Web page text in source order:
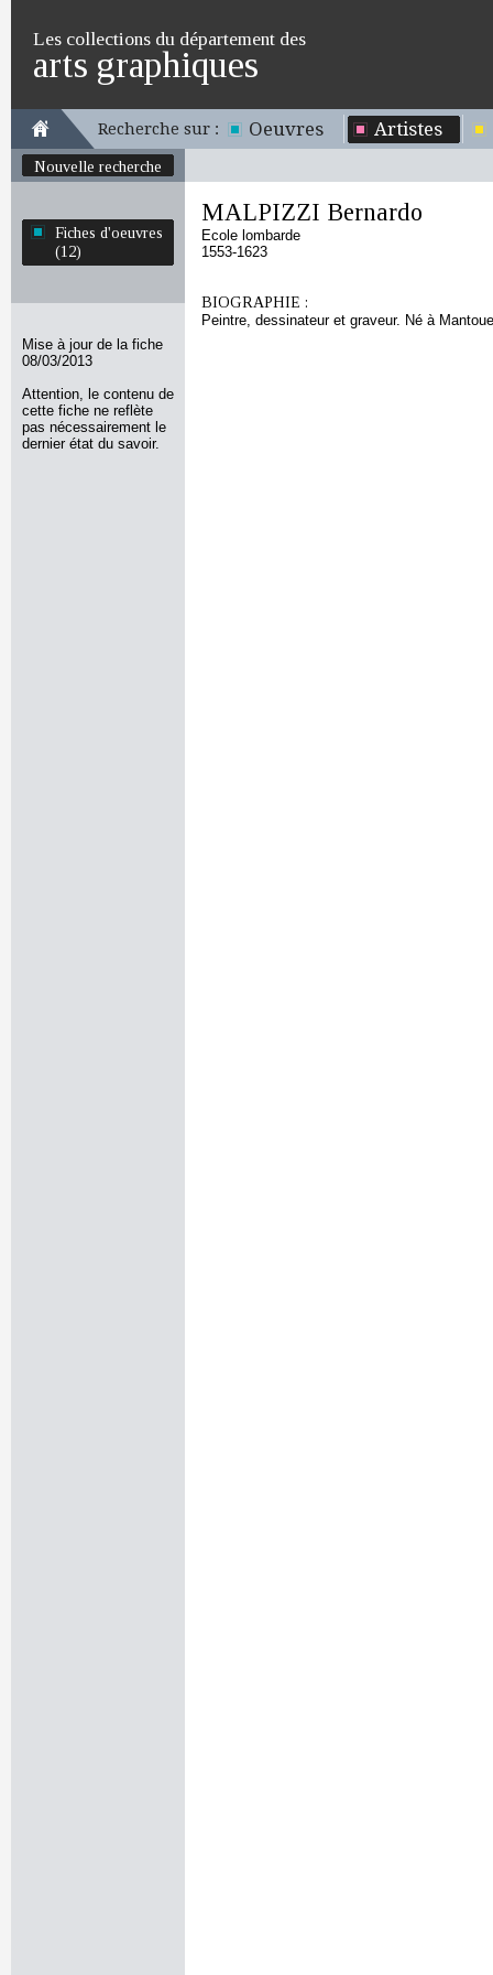
Les collections du département des
arts graphiques
Recherche sur : Oeuvres Artistes
Nouvelle recherche
Fiches d'oeuvres
(12)
Mise à jour de la fiche
08/03/2013
Attention, le contenu de
cette fiche ne reflète
pas nécessairement le
dernier état du savoir.
MALPIZZI Bernardo
Ecole lombarde
1553-1623
BIOGRAPHIE :
Peintre, dessinateur et graveur. Né à